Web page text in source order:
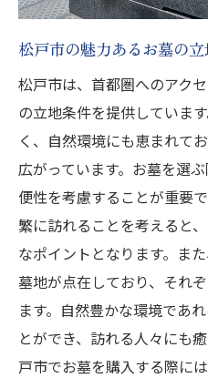
松戸市の魅力あるお墓の
松戸市は、首都圏へのアク
の立地条件を提供していま
く、自然環境にも恵まれて
広がっています。お墓を選
便性を考慮することが重要
繁に訪れることを考えると
なポイントとなります。ま
墓地が点在しており、それ
ます。自然豊かな環境であ
とができ、訪れる人々にも
戸市でお墓を購入する際に